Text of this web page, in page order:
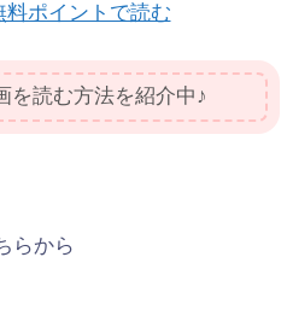
ポイントで読む
を読む方法を紹介中♪
らから